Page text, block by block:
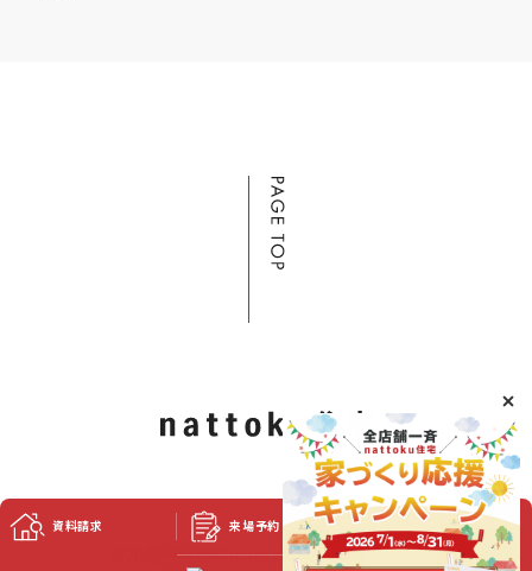
©2023 Nattoku Jutaku Kobo Co., Ltd.
資料請求 来場予約 スタッフブログ